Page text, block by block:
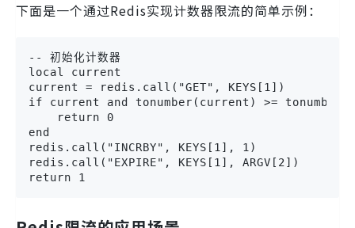
下面是一个通过Redis实现计数器限流的简单示例：
-- 初始化计数器
local current
current = redis.call("GET", KEYS[1])
if current and tonumber(current) >=
    return 0
end
redis.call("INCRBY", KEYS[1], 1)
redis.call("EXPIRE", KEYS[1], ARGV[2])
return 1